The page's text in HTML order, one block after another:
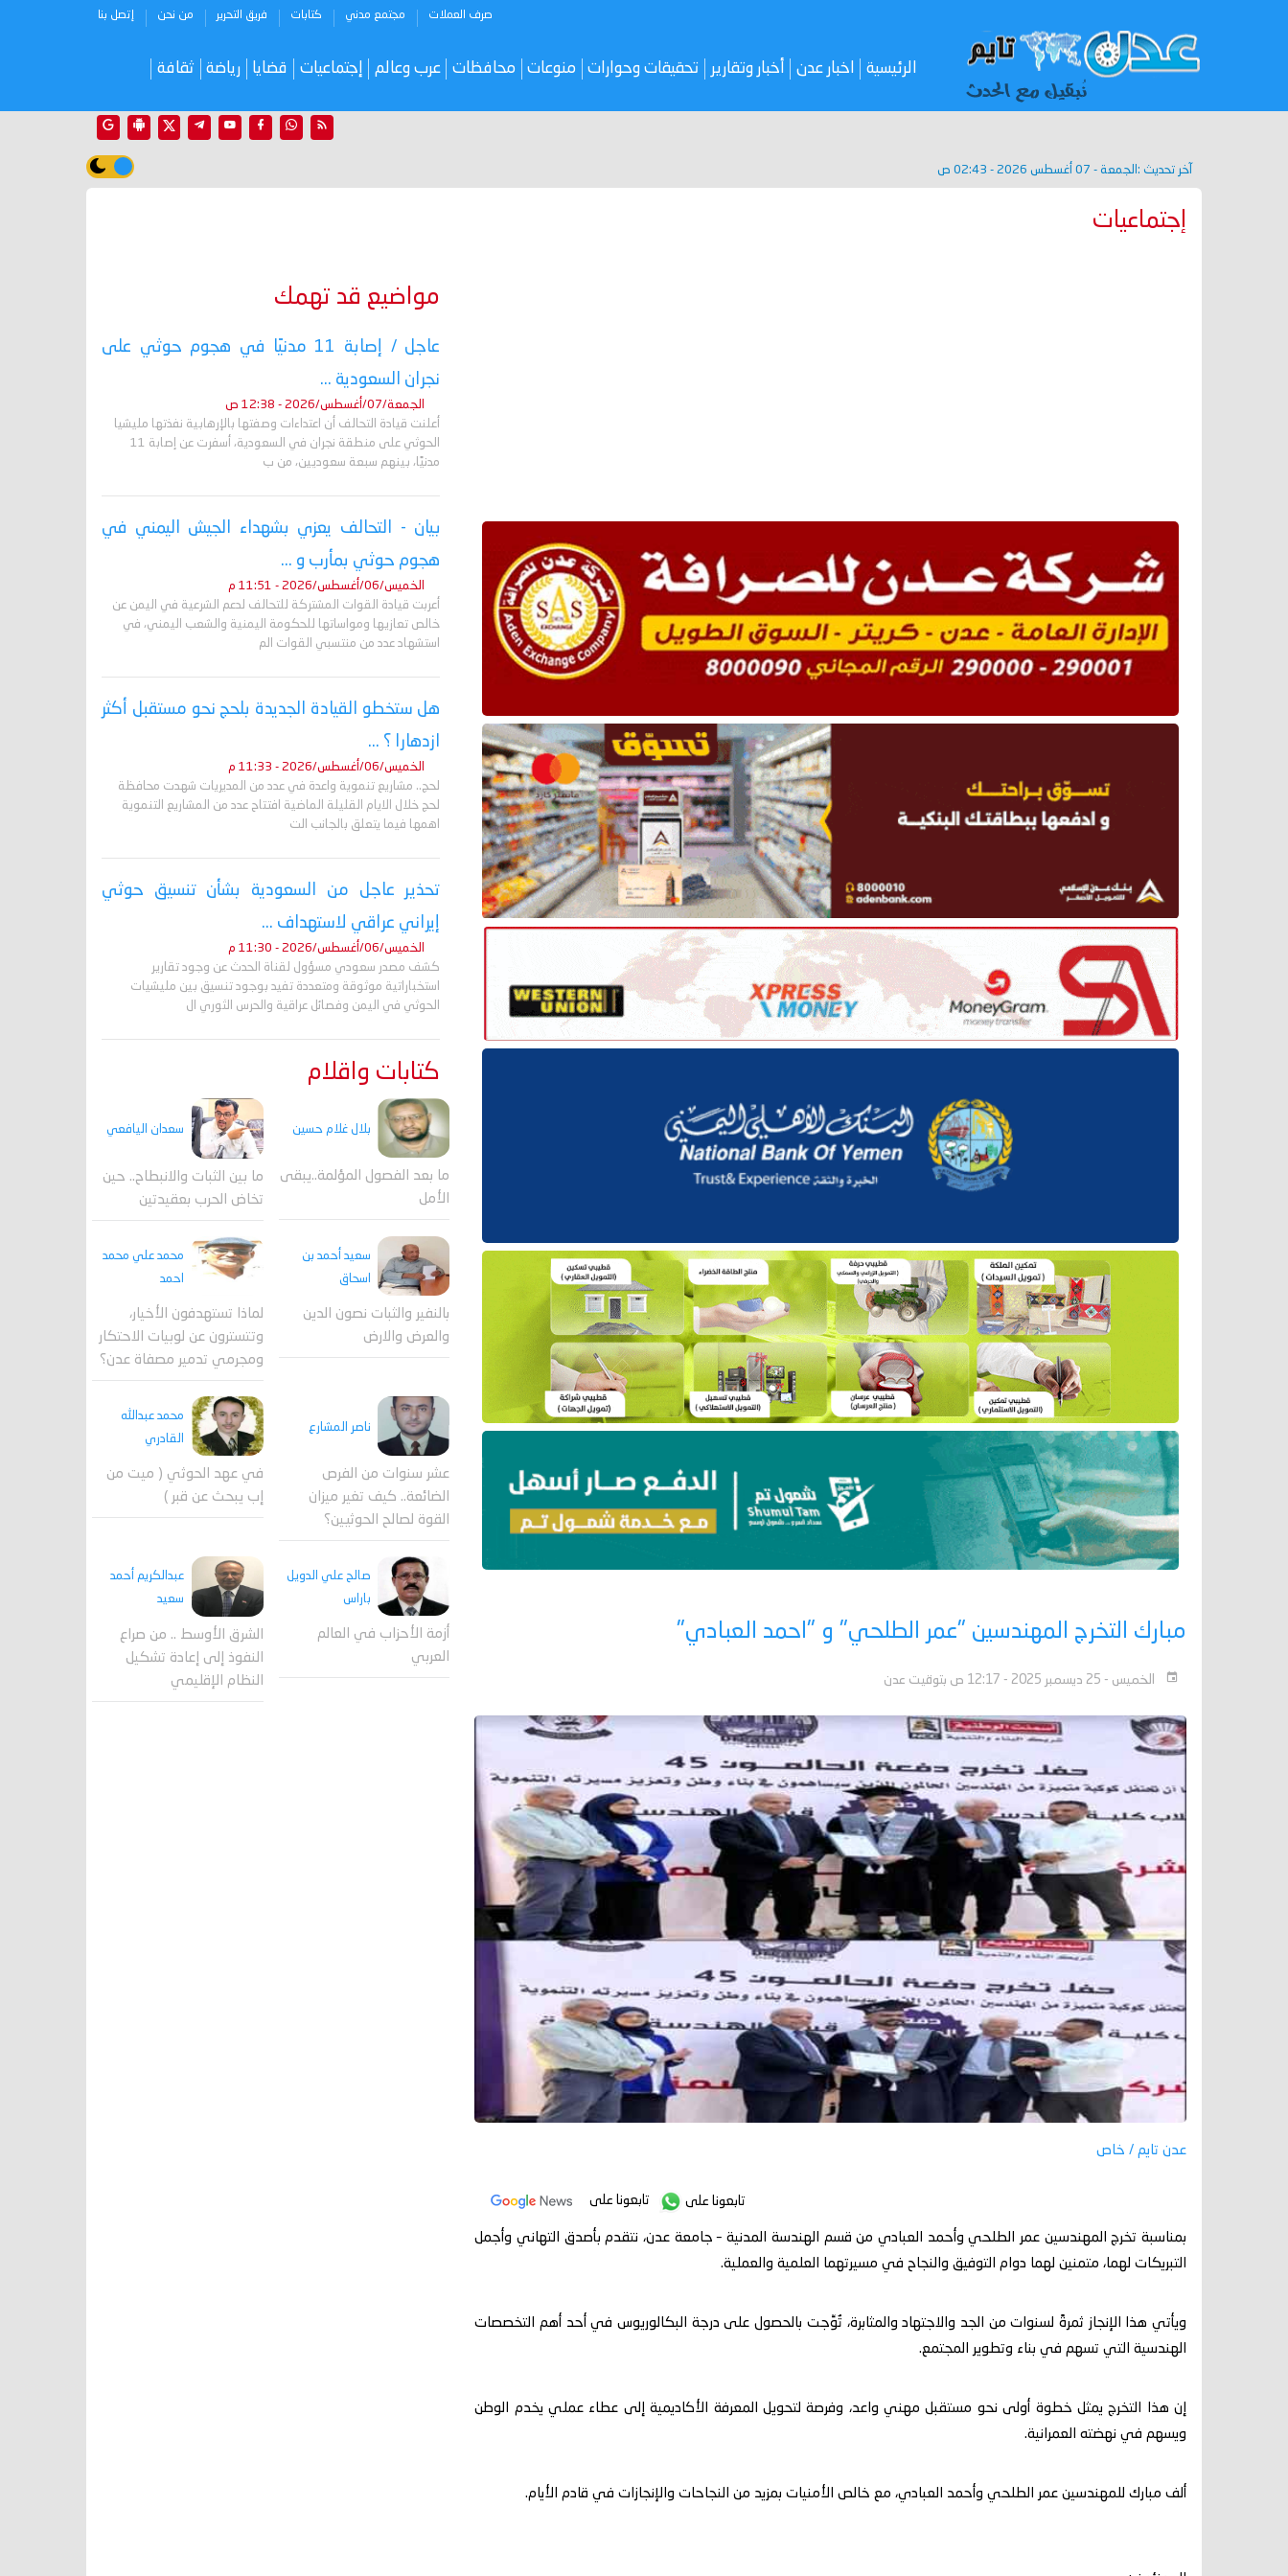
صرف العملات مجتمع مدني كتابات فريق التحرير من نحن إتصل بنا
الرئيسية اخبار عدن أخبار وتقارير تحقيقات وحوارات منوعات محافظات عرب وعالم إجتماعيات قضايا رياضة ثقافة
آخر تحديث : الجمعة - 07 أغسطس 2026 - 02:43 ص
إجتماعيات
مبارك التخرج المهندسين "عمر الطلحي" و "احمد العبادي"
الخميس - 25 ديسمبر 2025 - 12:17 ص بتوقيت عدن
عدن تايم / خاص
تابعونا على تابعونا على
بمناسبة تخرج المهندسين عمر الطلحي وأحمد العبادي من قسم الهندسة المدنية – جامعة عدن، نتقدم بأصدق التهاني وأجمل
التبريكات لهما، متمنين لهما دوام التوفيق والنجاح في مسيرتهما العلمية والعملية.
ويأتي هذا الإنجاز ثمرةً لسنوات من الجد والاجتهاد والمثابرة، تُوِّجت بالحصول على درجة البكالوريوس في أحد أهم التخصصات
الهندسية التي تسهم في بناء وتطوير المجتمع.
إن هذا التخرج يمثل خطوة أولى نحو مستقبل مهني واعد، وفرصة لتحويل المعرفة الأكاديمية إلى عطاء عملي يخدم الوطن
ويسهم في نهضته العمرانية.
ألف مبارك للمهندسين عمر الطلحي وأحمد العبادي، مع خالص الأمنيات بمزيد من النجاحات والإنجازات في قادم الأيام.
مواضيع قد تهمك
عاجل / إصابة 11 مدنيًا في هجوم حوثي على
نجران السعودية ...
الجمعة/07/أغسطس/2026 - 12:38 ص
أعلنت قيادة التحالف أن اعتداءات وصفتها بالإرهابية نفذتها مليشيا
الحوثي على منطقة نجران في السعودية، أسفرت عن إصابة 11
مدنيًا، بينهم سبعة سعوديين، من ب
بيان - التحالف يعزي بشهداء الجيش اليمني في
هجوم حوثي بمأرب و ...
الخميس/06/أغسطس/2026 - 11:51 م
أعربت قيادة القوات المشتركة للتحالف لدعم الشرعية في اليمن عن
خالص تعازيها ومواساتها للحكومة اليمنية والشعب اليمني، في
استشهاد عدد من منتسبي القوات الم
هل ستخطو القيادة الجديدة بلحج نحو مستقبل أكثر
ازدهارا ؟ ...
الخميس/06/أغسطس/2026 - 11:33 م
لحج.. مشاريع تنموية واعدة في عدد من المديريات شهدت محافظة
لحج خلال الايام القليلة الماضية افتتاح عدد من المشاريع التنموية
اهمها فيما يتعلق بالجانب الت
تحذير عاجل من السعودية بشأن تنسيق حوثي
إيراني عراقي لاستهداف ...
الخميس/06/أغسطس/2026 - 11:30 م
كشف مصدر سعودي مسؤول لقناة الحدث عن وجود تقارير
استخباراتية موثوقة ومتعددة تفيد بوجود تنسيق بين مليشيات
الحوثي في اليمن وفصائل عراقية والحرس الثوري ال
كتابات واقلام
بلال غلام حسين
ما بعد الفصول المؤلمة..يبقى
الأمل
سعدان اليافعي
ما بين الثبات والانبطاح.. حين
تخاض الحرب بعقيدتين
سعيد أحمد بن
اسحاق
بالنفير والثبات نصون الدين
والعرض والارض
محمد علي محمد
احمد
لماذا تستهدفون الأخيار،
وتتسترون عن لوبيات الاحتكار
ومجرمي تدمير مصفاة عدن؟
ناصر المشارع
عشر سنوات من الفرص
الضائعة.. كيف تغير ميزان
القوة لصالح الحوثيين؟
محمد عبدالله
القادري
في عهد الحوثي ( ميت من
إب يبحث عن قبر )
صالح علي الدويل
باراس
أزمة الأحزاب في العالم
العربي
عبدالكريم أحمد
سعيد
الشرق الأوسط .. من صراع
النفوذ إلى إعادة تشكيل
النظام الإقليمي